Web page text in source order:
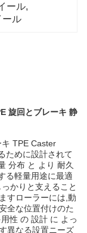
ール,
ール
旋回とブレーキ 静
TPE Caster
ために設計されて
分布 と より 耐久
る軽量用途に最適
かりと支えること
すローラーには,動
全な位置付けのた
性 の 設計 に よっ
異なる設置ニーズ